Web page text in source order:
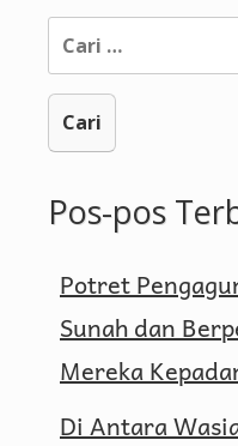
Cari
untuk:
Pos-pos
Potret
Sunah dan
Mereka
Di Antara